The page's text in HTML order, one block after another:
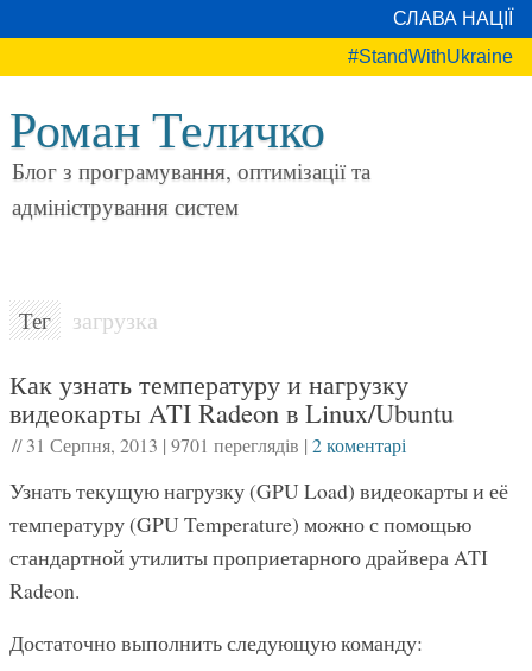
СЛАВА НАЦІЇ
#StandWithUkraine
Роман Теличко
Блог з програмування, оптимізації та
адміністрування систем
Тег загрузка
Как узнать температуру и нагрузку
видеокарты ATI Radeon в Linux/Ubuntu
//31 Серпня, 2013 | 9701 переглядів | 2 коментарі
Узнать текущую нагрузку (GPU Load) видеокарты и её
температуру (GPU Temperature) можно с помощью
стандартной утилиты проприетарного драйвера ATI
Radeon.
Достаточно выполнить следующую команду: